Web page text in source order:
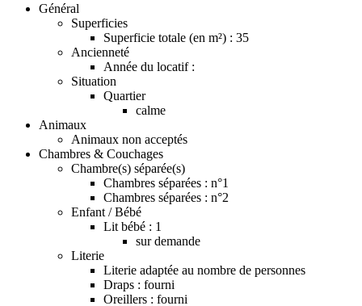
Général
Superficies
Superficie totale (en m²) : 35
Ancienneté
Année du locatif :
Situation
Quartier
calme
Animaux
Animaux non acceptés
Chambres & Couchages
Chambre(s) séparée(s)
Chambres séparées : n°1
Chambres séparées : n°2
Enfant / Bébé
Lit bébé : 1
sur demande
Literie
Literie adaptée au nombre de personnes
Draps : fourni
Oreillers : fourni